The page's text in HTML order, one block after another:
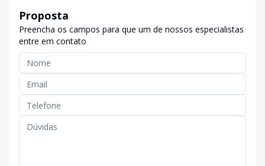
Proposta
Preencha os campos para que um de nossos especialistas
entre em contato